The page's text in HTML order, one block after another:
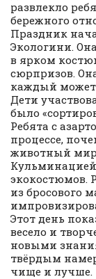
развлекло
бережного
Праздник
Экологини.
в ярком
сюрпризов.
каждый может
Дети
было
Ребята с
процессе,
животный
экокостюмов.
из бросового
Этот день
весело и
новыми
твёрдым
чище и лучше.